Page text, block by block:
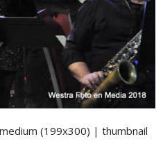
medium (199x300) |thumbnail